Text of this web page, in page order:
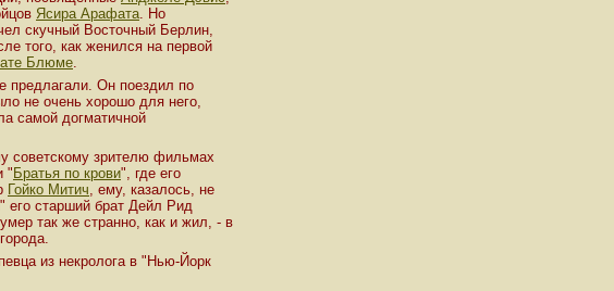
Ясира Арафата. Но
скучный Восточный Берлин,
того, как женился на первой
Блюме.
предлагали. Он поездил по
не очень хорошо для него,
самой догматичной
советскому зрителю фильмах
"Братья по крови", где его
Гойко Митич, ему, казалось, не
его старший брат Дейл Рид
так же странно, как и жил, - в
из некролога в "Нью-Йорк